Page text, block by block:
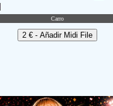
Carro